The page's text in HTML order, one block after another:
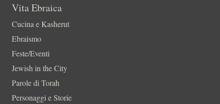
Vita Ebraica
Cucina e Kasherut
Ebraismo
Feste/Eventi
Jewish in the City
Parole di Torah
Personaggi e Storie